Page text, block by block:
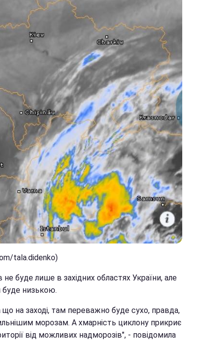
tala.didenko)
не буде лише в західних областях України, але
буде низькою.
на заході, там переважно буде сухо, правда,
морозам. А хмарність циклону прикриє
від можливих надморозів", - повідомила